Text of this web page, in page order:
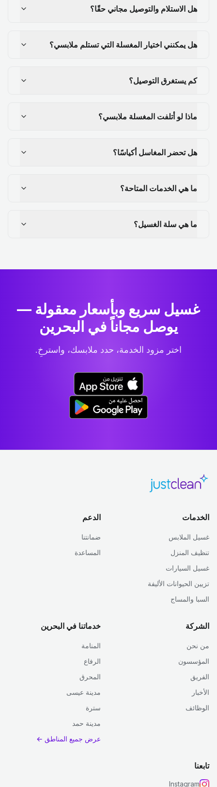
هل الاستلام والتوصيل مجاني حقًا؟
هل يمكنني اختيار المغسلة التي تستلم ملابسي؟
كم يستغرق التوصيل؟
ماذا لو أتلفت المغسلة ملابسي؟
هل تحضر المغاسل أكياسًا؟
ما هي الخدمات المتاحة؟
ما هي سلة الغسيل؟
غسيل سريع وبأسعار معقولة —
يوصل مجاناً في البحرين
اختر مزود الخدمة، حدد ملابسك، واسترخِ.
الخدمات
غسيل الملابس
تنظيف المنزل
غسيل السيارات
تزيين الحيوانات الأليفة
السبا والمساج
الدعم
ضمانتنا
المساعدة
الشركة
من نحن
المؤسسون
الفريق
الأخبار
الوظائف
خدماتنا في البحرين
المنامة
الرفاع
المحرق
مدينة عيسى
سترة
مدينة حمد
عرض جميع المناطق ←
تابعنا
Instagram